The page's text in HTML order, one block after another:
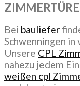
Bei bauliefer
Schwenningen
Unsere CPL
nahezu jedem
weißen cpl